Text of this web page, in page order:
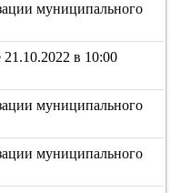
муниципального
в 10:00
муниципального
муниципального